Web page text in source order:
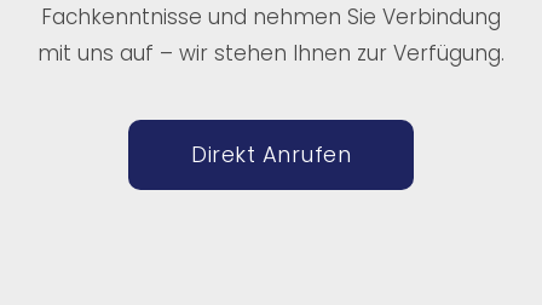
Fachkenntnisse und nehmen Sie Verbindung
mit uns auf – wir stehen Ihnen zur Verfügung.
Direkt Anrufen